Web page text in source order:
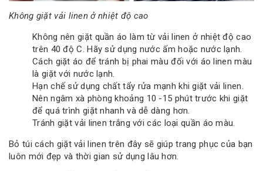
Không giặt vải linen ở nhiệt độ cao
Không nên giặt quần áo làm từ vải linen ở nhiệt độ cao
trên 40 độ C. Hãy sử dụng nước ấm hoặc nước lạnh.
Cách giặt áo để tránh bị phai màu đối với áo linen màu
là giặt với nước lạnh.
Hạn chế sử dụng chất tẩy rửa mạnh khi giặt vải linen.
Nên ngâm xà phòng khoảng 10 -15 phút trước khi giặt
để quá trình giặt nhanh và dễ dàng hơn.
Tránh giặt vải linen trắng với các loại quần áo màu.
Bỏ túi cách giặt vải linen trên đây sẽ giúp trang phục của bạn
luôn mới đẹp và thời gian sử dụng lâu hơn.